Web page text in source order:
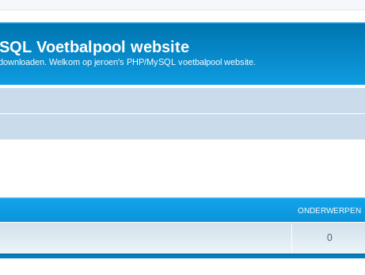
Voetbalpool website
Welkom op jeroen's PHP/MySQL voetbalpool website.
ONDERWERPEN
0O
n